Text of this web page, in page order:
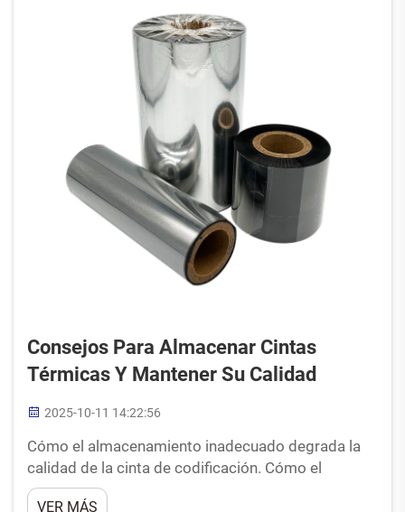
Consejos Para Almacenar Cintas
Térmicas Y Mantener Su Calidad
2025-10-11 14:22:56
Cómo el almacenamiento inadecuado degrada la
calidad de la cinta de codificación. Cómo el
almacenamiento inadecuado afecta la calidad de la
VER MÁS